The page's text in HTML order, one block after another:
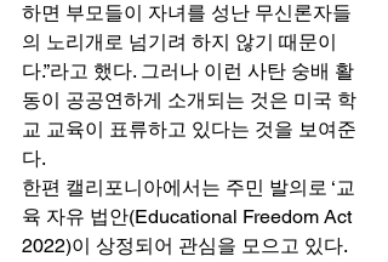
하면 부모들이 자녀를 성난 무신론자들
의 노리개로 넘기려 하지 않기 때문이
다.”라고 했다. 그러나 이런 사탄 숭배 활
동이 공공연하게 소개되는 것은 미국 학
교 교육이 표류하고 있다는 것을 보여준
다.
한편 캘리포니아에서는 주민 발의로 ‘교
육 자유 법안(Educational Freedom Act
2022)이 상정되어 관심을 모으고 있다.